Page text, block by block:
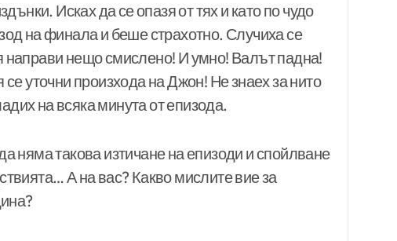
Исках да се опазя от тях и като по чудо
на финала и беше страхотно. Случиха се
нещо смислено! И умно! Валът падна!
уточни произхода на Джон! Не знаех за нито
на всяка минута от епизода.
няма такова изтичане на епизоди и спойлване
А на вас? Какво мислите вие за